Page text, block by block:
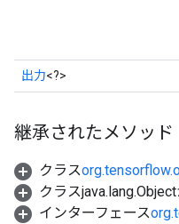
出力<?>
継承されたメソッド
クラス
クラス
インターフェース